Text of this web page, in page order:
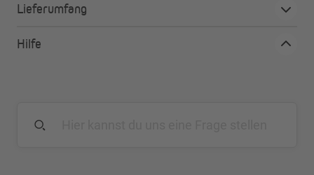
Lieferumfang
Hilfe